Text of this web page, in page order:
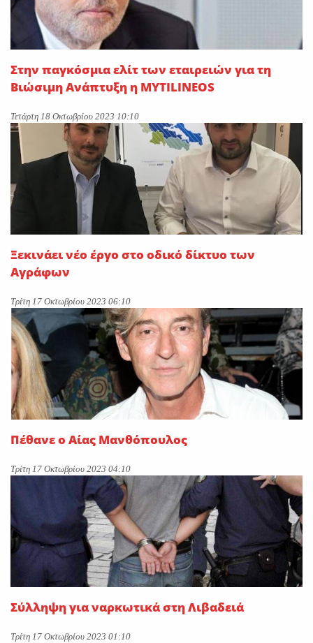
Στην παγκόσμια ελίτ των εταιρειών για τη
Βιώσιμη Ανάπτυξη η MYTILINEOS
Τετάρτη 18 Οκτωβρίου 2023 10:10
Ξεκινάει νέο έργο στο οδικό δίκτυο των
Αγράφων
Τρίτη 17 Οκτωβρίου 2023 06:10
Πέθανε ο Αίας Μανθόπουλος
Τρίτη 17 Οκτωβρίου 2023 04:10
Σύλληψη για ναρκωτικά στη Λιβαδειά
Τρίτη 17 Οκτωβρίου 2023 01:10